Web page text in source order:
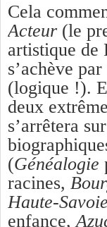
Cela
Acteur (le
artistique de
s’achève par
(logique !).
deux
s’arrêtera
(Généalogie
racines,
Haute-Savoie
enfance,